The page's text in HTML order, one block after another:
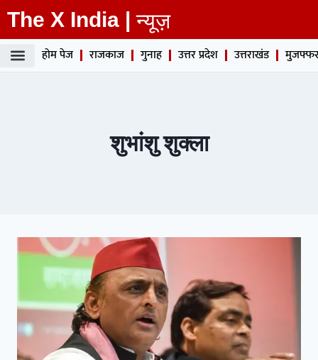
The X India | न्यूज़
होम पेज राजकाज गुनाह उत्तर प्रदेश उत्तराखंड
शुभांशु शुक्ला